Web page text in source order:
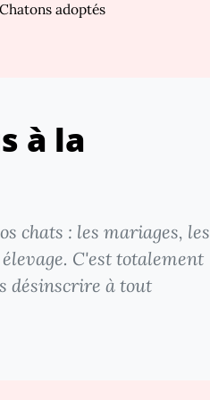
Chatons adoptés
à la
chats : les mariages, les
C'est totalement
désinscrire à tout